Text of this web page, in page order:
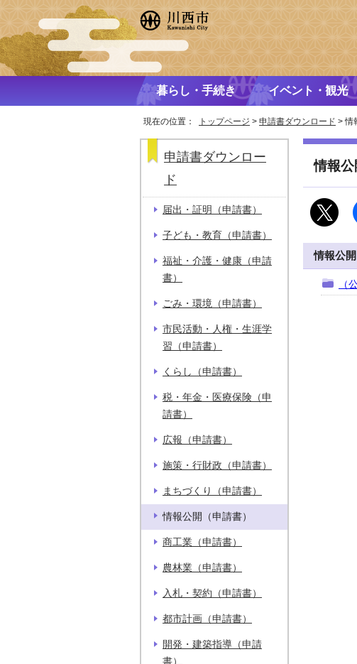
暮らし・手続き イベント・観光
現在の位置： トップページ > 申請書ダウンロード > 情
情報公
情報公開
（
申請書ダウンロー
ド
届出・証明（申請書）
子ども・教育（申請書）
福祉・介護・健康（申請
書）
ごみ・環境（申請書）
市民活動・人権・生涯学
習（申請書）
くらし（申請書）
税・年金・医療保険（申
請書）
広報（申請書）
施策・行財政（申請書）
まちづくり（申請書）
情報公開（申請書）
商工業（申請書）
農林業（申請書）
入札・契約（申請書）
都市計画（申請書）
開発・建築指導（申請
書）